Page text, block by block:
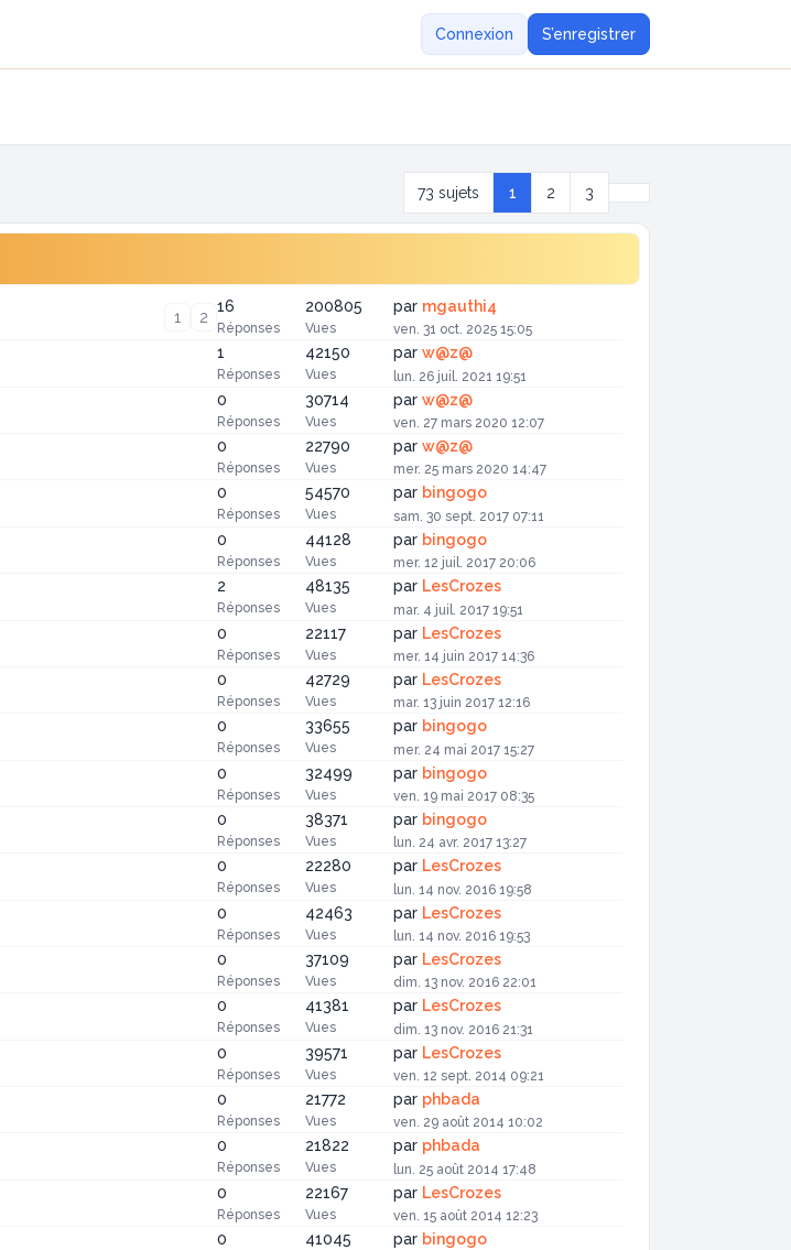
Connexion S’enregistrer
73 sujets 1 2 3
1 2
16
Réponses
200805
Vues
par mgauthi4
ven. 31 oct. 2025 15:05
1
Réponses
42150
Vues
par w@z@
lun. 26 juil. 2021 19:51
0
Réponses
30714
Vues
par w@z@
ven. 27 mars 2020 12:07
0
Réponses
22790
Vues
par w@z@
mer. 25 mars 2020 14:47
0
Réponses
54570
Vues
par bingogo
sam. 30 sept. 2017 07:11
0
Réponses
44128
Vues
par bingogo
mer. 12 juil. 2017 20:06
2
Réponses
48135
Vues
par LesCrozes
mar. 4 juil. 2017 19:51
0
Réponses
22117
Vues
par LesCrozes
mer. 14 juin 2017 14:36
0
Réponses
42729
Vues
par LesCrozes
mar. 13 juin 2017 12:16
0
Réponses
33655
Vues
par bingogo
mer. 24 mai 2017 15:27
0
Réponses
32499
Vues
par bingogo
ven. 19 mai 2017 08:35
0
Réponses
38371
Vues
par bingogo
lun. 24 avr. 2017 13:27
0
Réponses
22280
Vues
par LesCrozes
lun. 14 nov. 2016 19:58
0
Réponses
42463
Vues
par LesCrozes
lun. 14 nov. 2016 19:53
0
Réponses
37109
Vues
par LesCrozes
dim. 13 nov. 2016 22:01
0
Réponses
41381
Vues
par LesCrozes
dim. 13 nov. 2016 21:31
0
Réponses
39571
Vues
par LesCrozes
ven. 12 sept. 2014 09:21
0
Réponses
21772
Vues
par phbada
ven. 29 août 2014 10:02
0
Réponses
21822
Vues
par phbada
lun. 25 août 2014 17:48
0
Réponses
22167
Vues
par LesCrozes
ven. 15 août 2014 12:23
0 41045 par bingogo